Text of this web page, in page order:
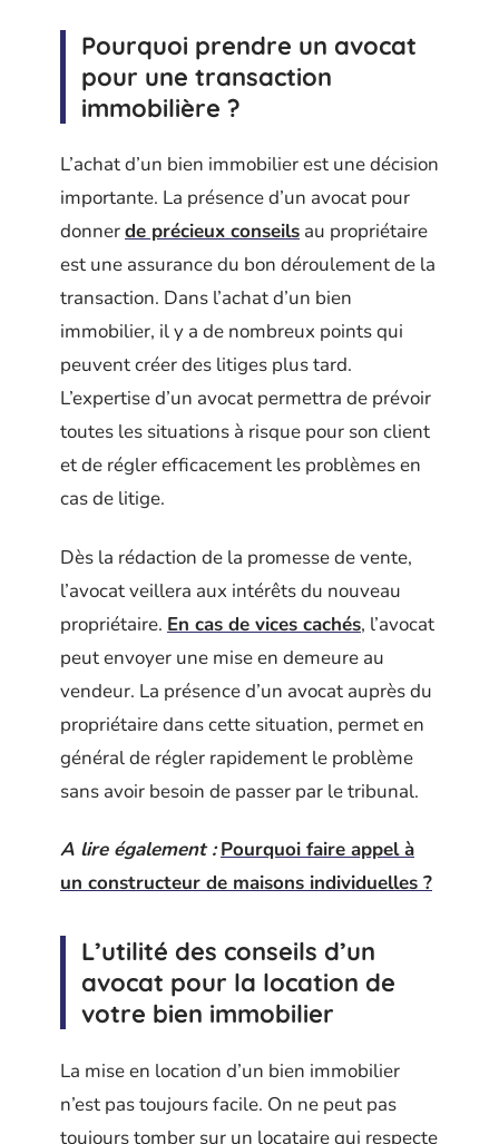
Pourquoi prendre un avocat
pour une transaction
immobilière ?
L’achat d’un bien immobilier est une décision
importante. La présence d’un avocat pour
donnerde précieux conseils au propriétaire
est une assurance du bon déroulement de la
transaction. Dans l’achat d’un bien
immobilier, il y a de nombreux points qui
peuvent créer des litiges plus tard.
L’expertise d’un avocat permettra de prévoir
toutes les situations à risque pour son client
et de régler efficacement les problèmes en
cas de litige.
Dès la rédaction de la promesse de vente,
l’avocat veillera aux intérêts du nouveau
propriétaire. En cas de vices cachés, l’avocat
peut envoyer une mise en demeure au
vendeur. La présence d’un avocat auprès du
propriétaire dans cette situation, permet en
général de régler rapidement le problème
sans avoir besoin de passer par le tribunal.
A lire également : Pourquoi faire appel à
un constructeur de maisons individuelles ?
L’utilité des conseils d’un
avocat pour la location de
votre bien immobilier
La mise en location d’un bien immobilier
n’est pas toujours facile. On ne peut pas
toujours tomber sur un locataire qui respecte